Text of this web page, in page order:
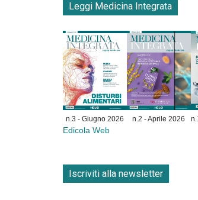
Leggi Medicina Integrata
n.3 - Giugno 2026 n.2 - Aprile 2026
Edicola Web
Iscriviti alla newsletter